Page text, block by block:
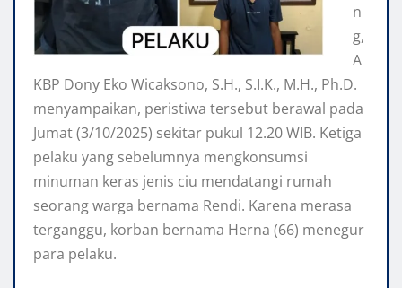
n
g,
A
KBP Dony Eko Wicaksono, S.H., S.I.K., M.H., Ph.D.
menyampaikan, peristiwa tersebut berawal pada
Jumat (3/10/2025) sekitar pukul 12.20 WIB. Ketiga
pelaku yang sebelumnya mengkonsumsi
minuman keras jenis ciu mendatangi rumah
seorang warga bernama Rendi. Karena merasa
terganggu, korban bernama Herna (66) menegur
para pelaku.